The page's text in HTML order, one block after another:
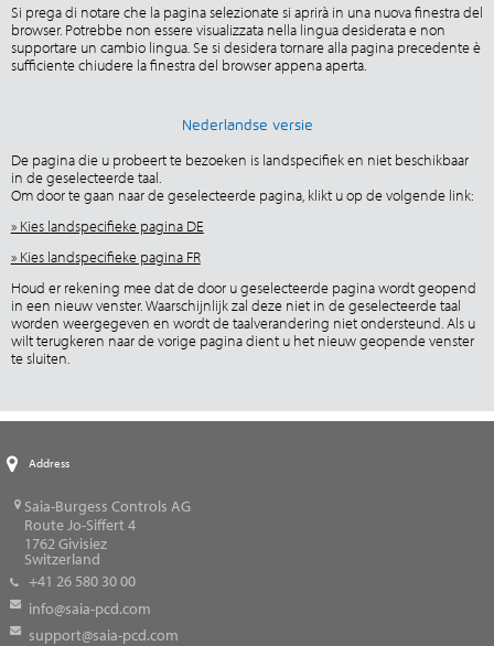
Si prega di notare che la pagina selezionate si aprirà in una nuova finestra del
browser. Potrebbe non essere visualizzata nella lingua desiderata e non
supportare un cambio lingua. Se si desidera tornare alla pagina precedente è
sufficiente chiudere la finestra del browser appena aperta.
Nederlandse versie
De pagina die u probeert te bezoeken is landspecifiek en niet beschikbaar
in de geselecteerde taal.
Om door te gaan naar de geselecteerde pagina, klikt u op de volgende link:
» Kies landspecifieke pagina DE
» Kies landspecifieke pagina FR
Houd er rekening mee dat de door u geselecteerde pagina wordt geopend
in een nieuw venster. Waarschijnlijk zal deze niet in de geselecteerde taal
worden weergegeven en wordt de taalverandering niet ondersteund. Als u
wilt terugkeren naar de vorige pagina dient u het nieuw geopende venster
te sluiten.
Address
Saia-Burgess Controls AG
Route Jo-Siffert 4
1762Givisiez
Switzerland
+41 26 580 30 00
info@saia-pcd.com
support@saia-pcd.com